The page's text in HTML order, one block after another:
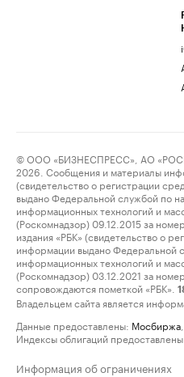
© ООО «БИЗНЕСПРЕСС», АО
2026. Сообщения и материалы
(свидетельство о регистрации
выдано Федеральной службой по
информационных технологий и
(Роскомнадзор) 09.12.2015 за
издания «РБК» (свидетельство о
информации выдано Федеральной
информационных технологий и
(Роскомнадзор) 03.12.2021 за
сопровождаются пометкой «РБК».
Владельцем сайта является
Данные предоставлены: Мосбиржа
Индексы облигаций
Информация об ограничениях